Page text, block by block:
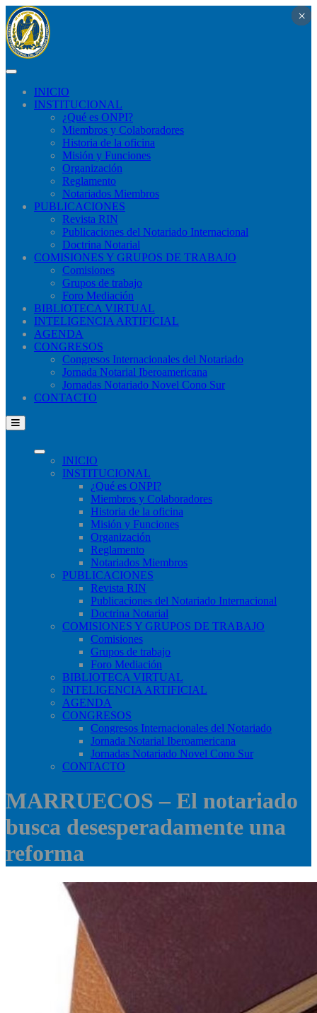
INICIO
INSTITUCIONAL
¿Qué​ es ONPI?
Miembros y Colaboradores
Historia de la oficina
Misión y Funciones
Organización
Reglamento
Notariados Miembros
PUBLICACIONES
Revista RIN
Publicaciones del Notariado Internacional
Doctrina Notarial
COMISIONES Y GRUPOS DE TRABAJO
Comisiones
Grupos de trabajo
Foro Mediación
BIBLIOTECA VIRTUAL
INTELIGENCIA ARTIFICIAL
AGENDA
CONGRESOS
Congresos Internacionales del Notariado
Jornada Notarial Iberoamericana
Jornadas Notariado Novel Cono Sur
CONTACTO
INICIO
INSTITUCIONAL
¿Qué​ es ONPI?
Miembros y Colaboradores
Historia de la oficina
Misión y Funciones
Organización
Reglamento
Notariados Miembros
PUBLICACIONES
Revista RIN
Publicaciones del Notariado Internacional
Doctrina Notarial
COMISIONES Y GRUPOS DE TRABAJO
Comisiones
Grupos de trabajo
Foro Mediación
BIBLIOTECA VIRTUAL
INTELIGENCIA ARTIFICIAL
AGENDA
CONGRESOS
Congresos Internacionales del Notariado
Jornada Notarial Iberoamericana
Jornadas Notariado Novel Cono Sur
CONTACTO
MARRUECOS – El notariado
busca desesperadamente una
reforma
×
×
×
×
×
×
×
×
×
×
×
×
×
×
×
×
×
×
×
×
×
×
×
×
×
×
×
×
×
×
×
×
×
×
×
×
×
×
×
×
×
×
×
×
×
×
×
×
×
×
×
×
×
×
×
×
×
×
×
×
×
×
×
×
×
×
×
×
×
×
×
×
×
×
×
×
×
×
×
×
×
×
×
×
×
×
×
×
×
×
×
×